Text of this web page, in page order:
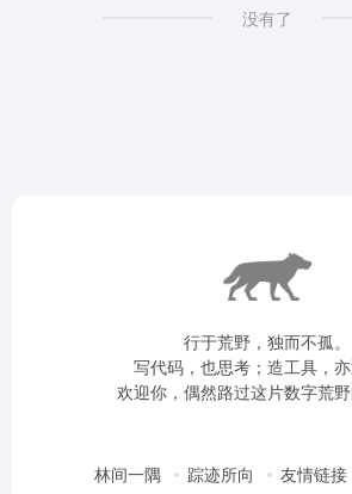
没有了
行于荒野，独而不孤。
写代码，也思考；造工具，亦
欢迎你，偶然路过这片数字荒野
林间一隅 踪迹所向 友情链接